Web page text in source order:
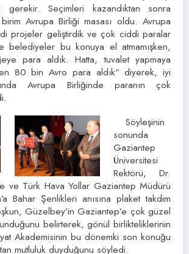
gerekir. Seçimleri kazandıktan sonra
Avrupa Birliği masası oldu. Avrupa
projeler geliştirdik ve çok ciddi paralar
belediyeler bu konuya el atmamışken,
para aldık. Hatta, tuvalet yapmaya
80 bin Avro para aldık” diyerek, iyi
Avrupa Birliğinde paranın çok
Söyleşinin
sonunda
Gaziantep
Üniversitesi
Rektörü, Dr.
ve Türk Hava Yollar Gaziantep Müdürü
Bahar Şenlikleri anısına plaket takdim
Güzelbey’in Gaziantep’e çok güzel
belirterek, gönül birlikteliklerinin
Akademisinin bu dönemki son konuğu
mutluluk duyduğunu söyledi.